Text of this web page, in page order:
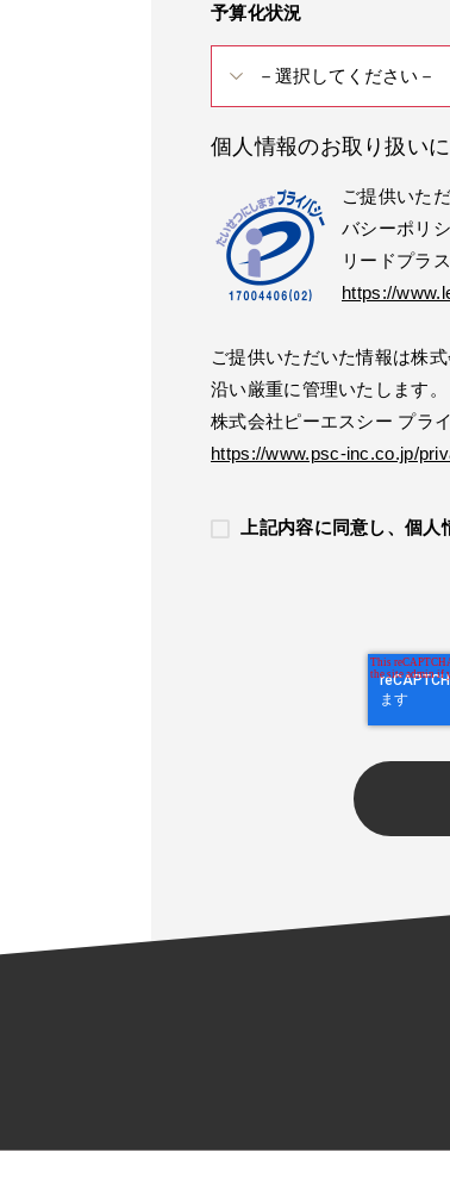
予算化状況
個人情報のお取り扱い
ご提供いた
バシーポリ
リードプラ
https://
ご提供いただいた情報は株
沿い厳重に管理いたします。
株式会社ピーエスシー プラ
https://www.psc-inc.co.jp/
上記内容に同意し、個